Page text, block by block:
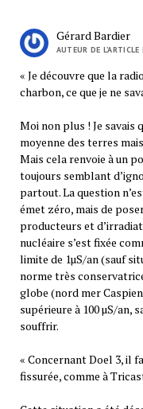
Gérard Bardier
AUTEUR DE L’ARTICLE
« Je découvre que la
charbon, ce que je ne
Moi non plus ! Je savais
moyenne des terres
Mais cela renvoie à un
toujours semblant
partout. La question
émet zéro, mais de
producteurs et
nucléaire s’est fixée
limite de 1µS/an (sauf
norme très
globe (nord mer
supérieure à 100 µS/an,
souffrir.
« Concernant Doel 3, il
fissurée, comme à